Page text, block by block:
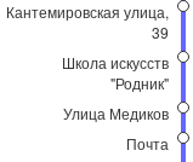
Кантемировская улица,
39
Школа искусств
"Родник"
Улица Медиков
Почта